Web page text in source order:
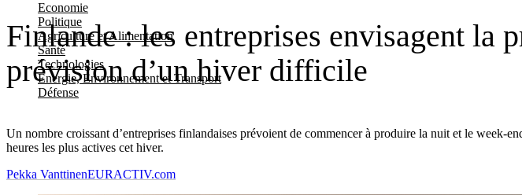
Economie
Politique
Agriculture et Alimentation
Santé
Technologies
Energie, Environnement et Transport
Défense
Finlande : les entreprises envisagent la
prévision d’un hiver difficile
Un nombre croissant d’entreprises finlandaises prévoient de commencer à produire la nuit et le week-
heures les plus actives cet hiver.
Pekka VanttinenEURACTIV.com